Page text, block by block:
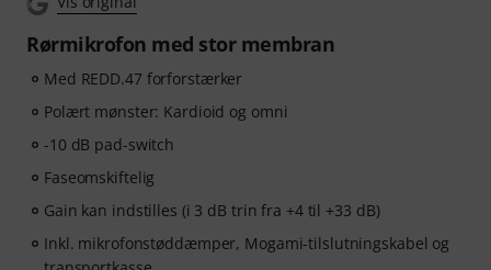
Rørmikrofon med stor membran
Med REDD.47 forforstærker
Polært mønster: Kardioid og omni
-10 dB pad-switch
Faseomskiftelig
Gain kan indstilles (i 3 dB trin fra +4 til +33 dB)
Inkl. mikrofonstøddæmper, Mogami-tilslutningskabel og